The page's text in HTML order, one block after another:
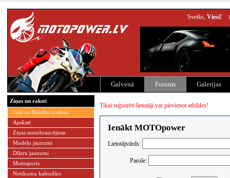
Sveiks, Viesi!
Galvenā Forums Galerijas
Ziņas un raksti
Ceļā uz Brīvību (video)
Apskati
Ziņas motobraucējiem
Modeļu jaunumi
Dīleru jaunumi
Motosports
Notikumu kalendārs
Tikai reģistrēti lietotāji var pievienot atbildes!
Ienākt MOTOpower
Lietotājvārds:
Parole: